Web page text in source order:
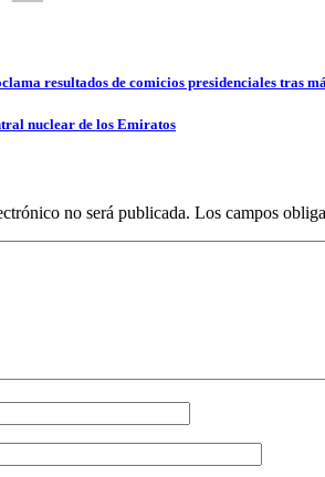
resultados de comicios presidenciales tras
nuclear de los Emiratos
no será publicada. Los campos